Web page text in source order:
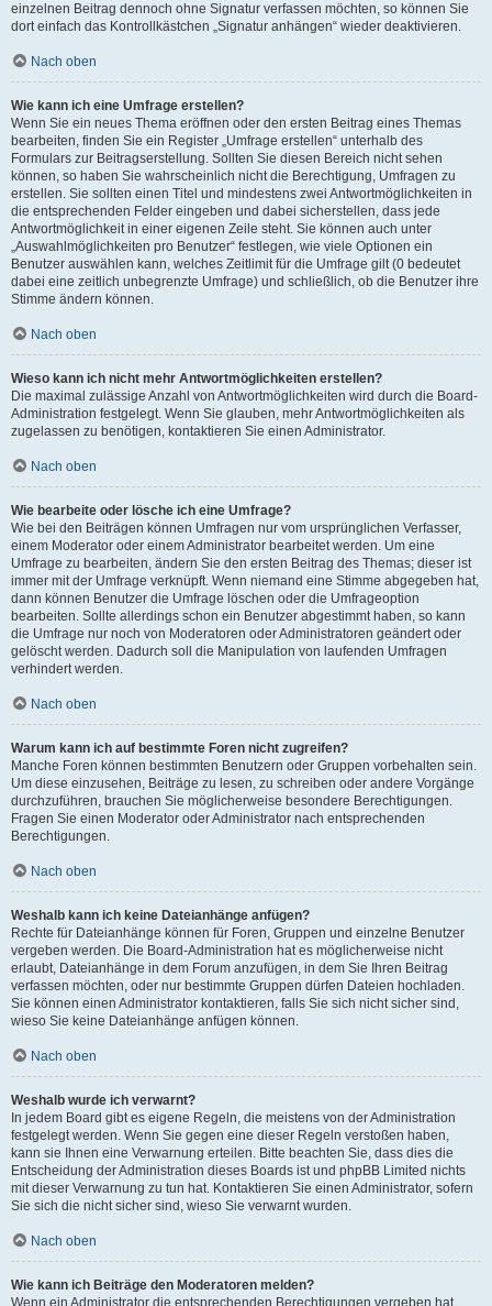
einzelnen Beitrag dennoch ohne Signatur verfassen möchten, so können Sie
dort einfach das Kontrollkästchen „Signatur anhängen“ wieder deaktivieren.
Nach oben
Wie kann ich eine Umfrage erstellen?
Wenn Sie ein neues Thema eröffnen oder den ersten Beitrag eines Themas
bearbeiten, finden Sie ein Register „Umfrage erstellen“ unterhalb des
Formulars zur Beitragserstellung. Sollten Sie diesen Bereich nicht sehen
können, so haben Sie wahrscheinlich nicht die Berechtigung, Umfragen zu
erstellen. Sie sollten einen Titel und mindestens zwei Antwortmöglichkeiten in
die entsprechenden Felder eingeben und dabei sicherstellen, dass jede
Antwortmöglichkeit in einer eigenen Zeile steht. Sie können auch unter
„Auswahlmöglichkeiten pro Benutzer“ festlegen, wie viele Optionen ein
Benutzer auswählen kann, welches Zeitlimit für die Umfrage gilt (0 bedeutet
dabei eine zeitlich unbegrenzte Umfrage) und schließlich, ob die Benutzer ihre
Stimme ändern können.
Nach oben
Wieso kann ich nicht mehr Antwortmöglichkeiten erstellen?
Die maximal zulässige Anzahl von Antwortmöglichkeiten wird durch die Board-
Administration festgelegt. Wenn Sie glauben, mehr Antwortmöglichkeiten als
zugelassen zu benötigen, kontaktieren Sie einen Administrator.
Nach oben
Wie bearbeite oder lösche ich eine Umfrage?
Wie bei den Beiträgen können Umfragen nur vom ursprünglichen Verfasser,
einem Moderator oder einem Administrator bearbeitet werden. Um eine
Umfrage zu bearbeiten, ändern Sie den ersten Beitrag des Themas; dieser ist
immer mit der Umfrage verknüpft. Wenn niemand eine Stimme abgegeben hat,
dann können Benutzer die Umfrage löschen oder die Umfrageoption
bearbeiten. Sollte allerdings schon ein Benutzer abgestimmt haben, so kann
die Umfrage nur noch von Moderatoren oder Administratoren geändert oder
gelöscht werden. Dadurch soll die Manipulation von laufenden Umfragen
verhindert werden.
Nach oben
Warum kann ich auf bestimmte Foren nicht zugreifen?
Manche Foren können bestimmten Benutzern oder Gruppen vorbehalten sein.
Um diese einzusehen, Beiträge zu lesen, zu schreiben oder andere Vorgänge
durchzuführen, brauchen Sie möglicherweise besondere Berechtigungen.
Fragen Sie einen Moderator oder Administrator nach entsprechenden
Berechtigungen.
Nach oben
Weshalb kann ich keine Dateianhänge anfügen?
Rechte für Dateianhänge können für Foren, Gruppen und einzelne Benutzer
vergeben werden. Die Board-Administration hat es möglicherweise nicht
erlaubt, Dateianhänge in dem Forum anzufügen, in dem Sie Ihren Beitrag
verfassen möchten, oder nur bestimmte Gruppen dürfen Dateien hochladen.
Sie können einen Administrator kontaktieren, falls Sie sich nicht sicher sind,
wieso Sie keine Dateianhänge anfügen können.
Nach oben
Weshalb wurde ich verwarnt?
In jedem Board gibt es eigene Regeln, die meistens von der Administration
festgelegt werden. Wenn Sie gegen eine dieser Regeln verstoßen haben,
kann sie Ihnen eine Verwarnung erteilen. Bitte beachten Sie, dass dies die
Entscheidung der Administration dieses Boards ist und phpBB Limited nichts
mit dieser Verwarnung zu tun hat. Kontaktieren Sie einen Administrator, sofern
Sie sich die nicht sicher sind, wieso Sie verwarnt wurden.
Nach oben
Wie kann ich Beiträge den Moderatoren melden?
Wenn ein Administrator die entsprechenden Berechtigungen vergeben hat,